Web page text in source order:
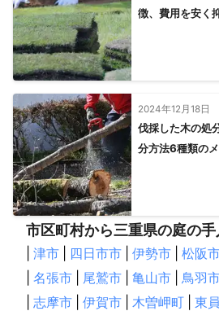
御依頼よろしくお願い致します。
アピールポイント
出来るだけお客様の話しを聞いて納得し
させて頂きますので、よろしくお願い致
徴、費用を安く
2024年12月18日
伐採した木の処
分方法6種類の
市区町村から三重県の庭の
津市 四日市市 伊勢市 松阪
名張市 尾鷲市 亀山市 鳥羽
志摩市 伊賀市 木曽岬町 東